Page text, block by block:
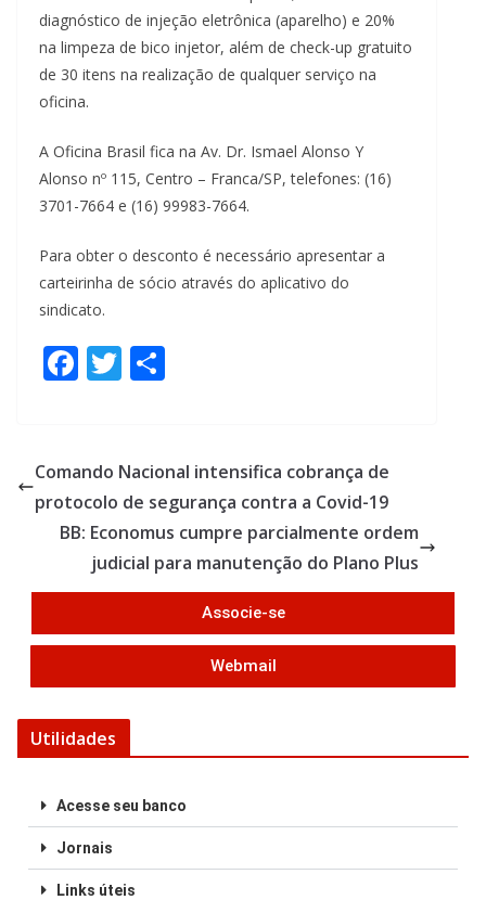
diagnóstico de injeção eletrônica (aparelho) e 20%
na limpeza de bico injetor, além de check-up gratuito
de 30 itens na realização de qualquer serviço na
oficina.
A Oficina Brasil fica na Av. Dr. Ismael Alonso Y
Alonso nº 115, Centro – Franca/SP, telefones: (16)
3701-7664 e (16) 99983-7664.
Para obter o desconto é necessário apresentar a
carteirinha de sócio através do aplicativo do
sindicato.
F
b
o
o
k
T
er e
Comando Nacional intensifica cobrança de
protocolo de segurança contra a Covid-19
BB: Economus cumpre parcialmente ordem
judicial para manutenção do Plano Plus
Associe-se
Webmail
Utilidades
Acesse seu banco
Jornais
Links úteis